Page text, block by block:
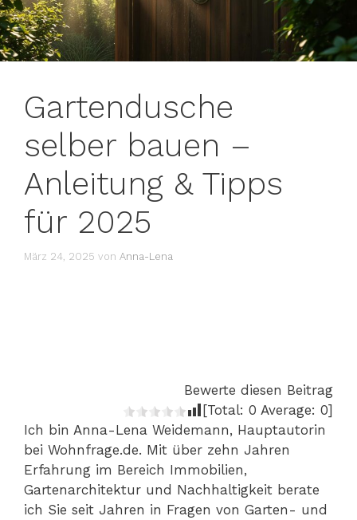
Gartendusche
selber bauen –
Anleitung & Tipps
für 2025
März 24, 2025 von Anna-Lena
Bewerte diesen Beitrag
[Total: 0 Average: 0]
Ich bin Anna-Lena Weidemann, Hauptautorin
bei Wohnfrage.de. Mit über zehn Jahren
Erfahrung im Bereich Immobilien,
Gartenarchitektur und Nachhaltigkeit berate
ich Sie seit Jahren in Fragen von Garten- und